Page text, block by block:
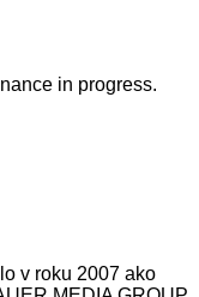
in progress.
v roku 2007 ako